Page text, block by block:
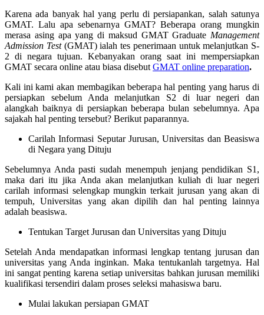
Karena ada banyak hal yang perlu di persiapankan, salah satunya
GMAT. Lalu apa sebenarnya GMAT? Beberapa orang mungkin
merasa asing apa yang di maksud GMATGraduate Management
Admission Test(GMAT) ialah tes penerimaan untuk melanjutkan S-
2 di negara tujuan. Kebanyakan orang saat ini mempersiapkan
GMAT secara online atau biasa disebut GMAT online preparation.
Kali ini kami akan membagikan beberapa hal penting yang harus di
persiapkan sebelum Anda melanjutkan S2 di luar negeri dan
alangkah baiknya di persiapkan beberapa bulan sebelumnya. Apa
sajakah hal penting tersebut? Berikut paparannya.
Carilah Informasi Seputar Jurusan, Universitas dan Beasiswa
di Negara yang Dituju
Sebelumnya Anda pasti sudah menempuh jenjang pendidikan S1,
maka dari itu jika Anda akan melanjutkan kuliah di luar negeri
carilah informasi selengkap mungkin terkait jurusan yang akan di
tempuh, Universitas yang akan dipilih dan hal penting lainnya
adalah beasiswa.
Tentukan Target Jurusan dan Universitas yang Dituju
Setelah Anda mendapatkan informasi lengkap tentang jurusan dan
universitas yang Anda inginkan. Maka tentukanlah targetnya. Hal
ini sangat penting karena setiap universitas bahkan jurusan memiliki
kualifikasi tersendiri dalam proses seleksi mahasiswa baru.
Mulai lakukan persiapan GMAT